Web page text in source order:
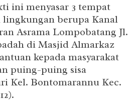
ini menyasar 3 tempat
lingkungan berupa Kanal
Asrama Lompobatang Jl.
di Masjid Almarkaz
kepada masyarakat
puing-puing sisa
Kel. Bontomarannu Kec.